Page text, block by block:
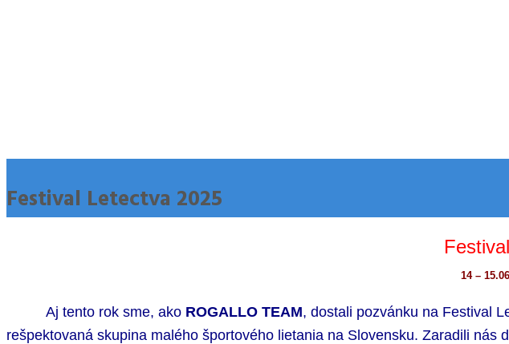
Festival Letectva 2025
14 –
Aj tento rok sme, ako ROGALLO TEAM, dostali pozvánku na Festival
rešpektovaná skupina malého športového lietania na Slovensku. Zaradili